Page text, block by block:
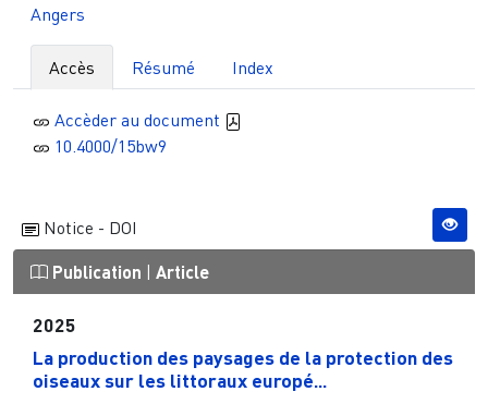
Angers
Accès Résumé Index
Accèder au document
10.4000/15bw9
Notice - DOI
Publication Article
2025
La production des paysages de la protection des
oiseaux sur les littoraux europé...